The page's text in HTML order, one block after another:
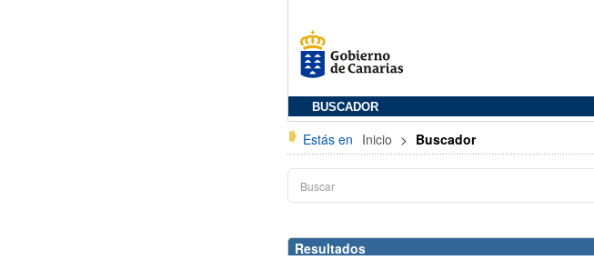
BUSCADOR
Estás en Inicio > Buscador
Resultados